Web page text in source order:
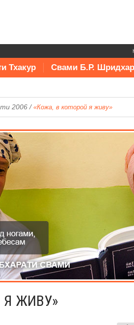
Тхакур Свами Б.Р. Шридхар
2006/ «Кожа, в которой я живу»
Я ЖИВУ»